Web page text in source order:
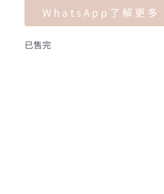
WhatsApp了解更多
已售完